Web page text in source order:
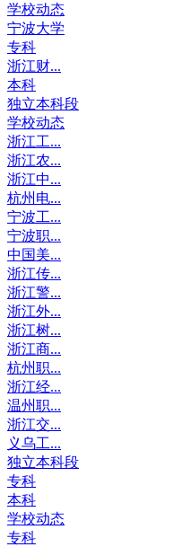
学校动态
宁波大学
专科
浙江财...
本科
独立本科段
学校动态
浙江工...
浙江农...
浙江中...
杭州电...
宁波工...
宁波职...
中国美...
浙江传...
浙江警...
浙江外...
浙江树...
浙江商...
杭州职...
浙江经...
温州职...
浙江交...
义乌工...
独立本科段
专科
本科
学校动态
专科